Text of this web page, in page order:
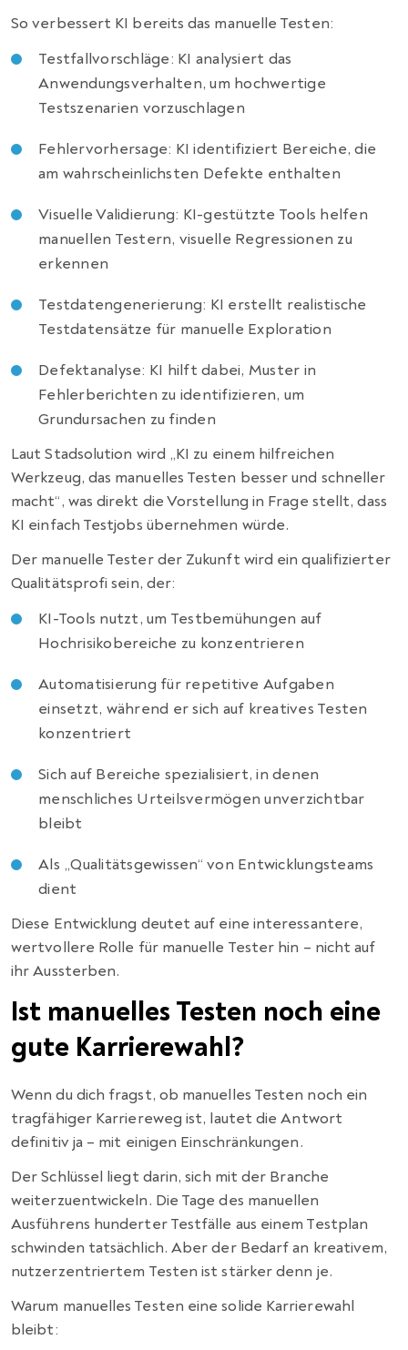
So verbessert KI bereits das manuelle Testen:
Testfallvorschläge: KI analysiert das
Anwendungsverhalten, um hochwertige
Testszenarien vorzuschlagen
Fehlervorhersage: KI identifiziert Bereiche, die
am wahrscheinlichsten Defekte enthalten
Visuelle Validierung: KI-gestützte Tools helfen
manuellen Testern, visuelle Regressionen zu
erkennen
Testdatengenerierung: KI erstellt realistische
Testdatensätze für manuelle Exploration
Defektanalyse: KI hilft dabei, Muster in
Fehlerberichten zu identifizieren, um
Grundursachen zu finden
Laut Stadsolution wird „KI zu einem hilfreichen
Werkzeug, das manuelles Testen besser und schneller
macht“, was direkt die Vorstellung in Frage stellt, dass
KI einfach Testjobs übernehmen würde.
Der manuelle Tester der Zukunft wird ein qualifizierter
Qualitätsprofi sein, der:
KI-Tools nutzt, um Testbemühungen auf
Hochrisikobereiche zu konzentrieren
Automatisierung für repetitive Aufgaben
einsetzt, während er sich auf kreatives Testen
konzentriert
Sich auf Bereiche spezialisiert, in denen
menschliches Urteilsvermögen unverzichtbar
bleibt
Als „Qualitätsgewissen“ von Entwicklungsteams
dient
Diese Entwicklung deutet auf eine interessantere,
wertvollere Rolle für manuelle Tester hin – nicht auf
ihr Aussterben.
Ist manuelles Testen noch eine
gute Karrierewahl?
Wenn du dich fragst, ob manuelles Testen noch ein
tragfähiger Karriereweg ist, lautet die Antwort
definitiv ja – mit einigen Einschränkungen.
Der Schlüssel liegt darin, sich mit der Branche
weiterzuentwickeln. Die Tage des manuellen
Ausführens hunderter Testfälle aus einem Testplan
schwinden tatsächlich. Aber der Bedarf an kreativem,
nutzerzentriertem Testen ist stärker denn je.
Warum manuelles Testen eine solide Karrierewahl
bleibt: